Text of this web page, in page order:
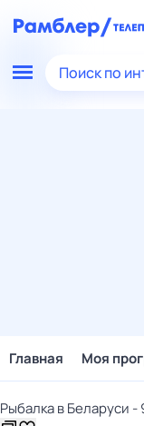
Поиск по
Главная Моя
Рыбалка в Беларуси -